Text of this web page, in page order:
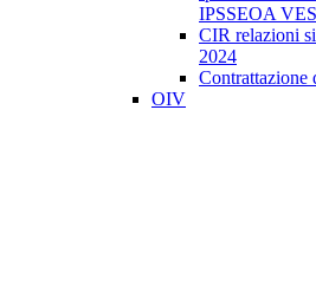
IPSSEOA
CIR relazioni
2024
Contrattazione
OIV